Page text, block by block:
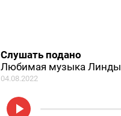
Слушать подано
Любимая музыка Линды
04.08.2022